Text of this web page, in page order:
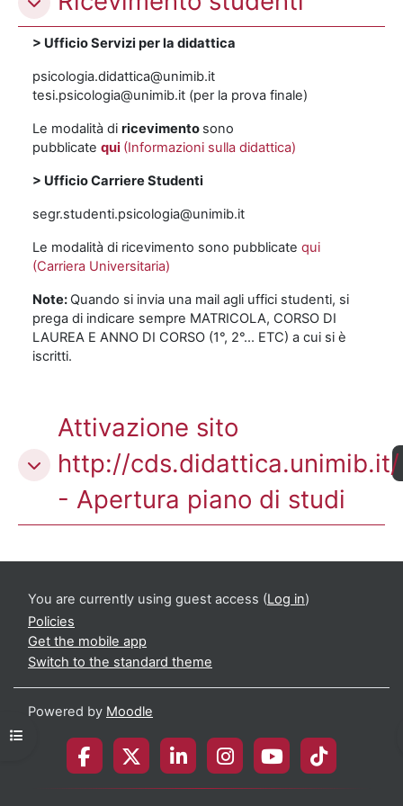
Open course index
> Ufficio Servizi per la didattica
psicologia.didattica@unimib.it
tesi.psicologia@unimib.it (per la prova finale)
Le modalità di ricevimento sono
pubblicate qui (Informazioni sulla didattica)
> Ufficio Carriere Studenti
segr.studenti.psicologia@unimib.it
Le modalità di ricevimento sono pubblicate qui
(Carriera Universitaria)
Note: Quando si invia una mail agli uffici studenti, si
prega di indicare sempre MATRICOLA, CORSO DI
LAUREA E ANNO DI CORSO (1°, 2°... ETC) a cui si è
iscritti.
Attivazione sito
http://cds.didattica.unimib.it/
- Apertura piano di studi
You are currently using guest access (Log in)
Policies
Get the mobile app
Switch to the standard theme
Powered by Moodle